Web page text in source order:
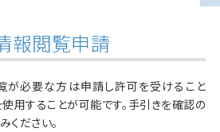
報閲覧申請
が必要な方は申請し許可を受けること
用することが可能です。手引きを確認の
ください。